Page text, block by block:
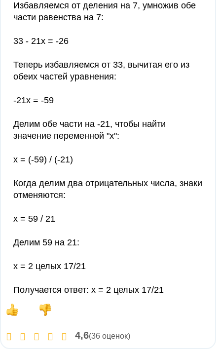
Избавляемся от деления на 7, умножив обе
части равенства на 7:
33 - 21x = -26
Теперь избавляемся от 33, вычитая его из
обеих частей уравнения:
-21x = -59
Делим обе части на -21, чтобы найти
значение переменной "x":
x = (-59) / (-21)
Когда делим два отрицательных числа, знаки
отменяются:
x = 59 / 21
Делим 59 на 21:
x = 2 целых 17/21
Получается ответ: x = 2 целых 17/21
4,6(36 оценок)